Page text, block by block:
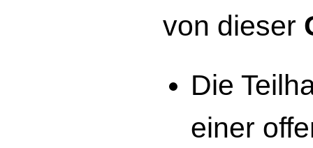
von dieser
Die
einer